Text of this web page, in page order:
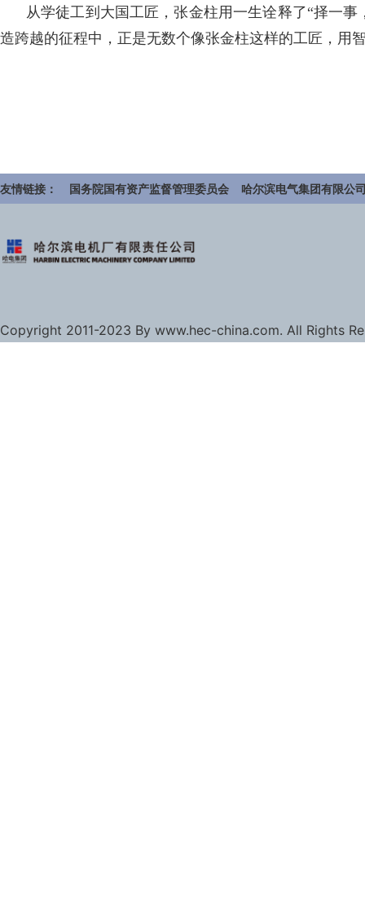
从学徒工到大国工匠，张金柱用一生诠释了“择一
造跨越的征程中，正是无数个像张金柱这样的工匠，用
友情链接： 国务院国有资产监督管理委员会 哈尔滨电气集团有限公
Copyright 2011-2023 By www.hec-china.com. All Rights